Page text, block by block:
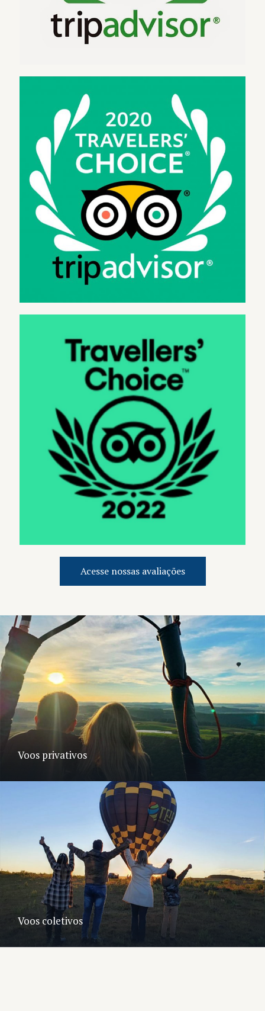
Acesse nossas avaliações
Voos privativos
Voos coletivos